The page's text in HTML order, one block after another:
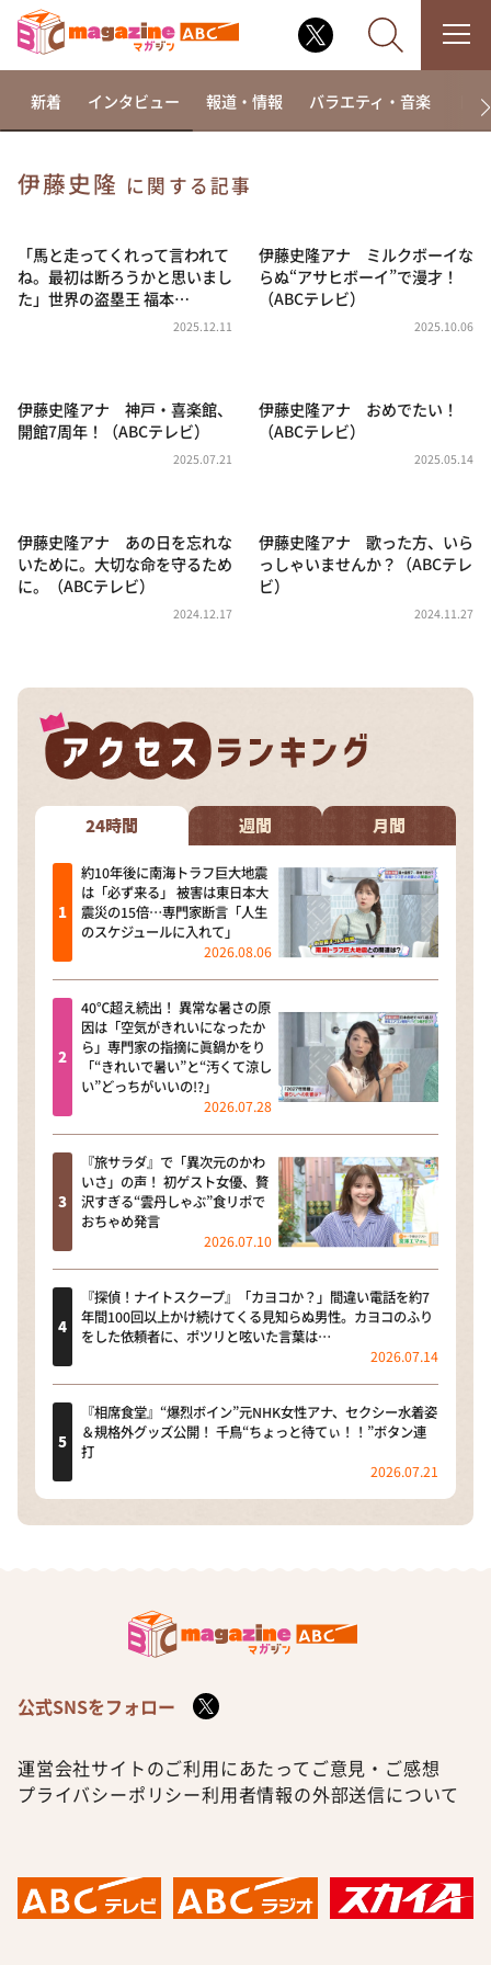
相席食堂
これ余談なんですけど・・・
～人生密着トークバラエティ！～ やすとものいたっ
news おかえり
河合＆A.B.C-Z塚田×福井アナ「なんでやねん！？」
（news おかえり）
本日はダイアンなり！シーズン２
朝だ！生です旅サラダ
教えて！ニュースライブ 正義のミカタ
新婚さんいらっしゃい！
ポツンと一軒家
ザキ山小屋本館
ぺこぱのまるスポ
アナ回覧板
新着 インタビュー 報道・情報 バラエティ・音楽 ド
伊藤史隆 に関する記事
「馬と走ってくれって言われて
ね。最初は断ろうかと思いまし
た」世界の盗塁王 福本…
2025.12.11
伊藤史隆アナ ミルクボーイな
らぬ“アサヒボーイ”で漫才！
（ABCテレビ）
2025.10.06
伊藤史隆アナ 神戸・喜楽館、
開館7周年！（ABCテレビ）
2025.07.21
伊藤史隆アナ おめでたい！
（ABCテレビ）
2025.05.14
伊藤史隆アナ あの日を忘れな
いために。大切な命を守るため
に。（ABCテレビ）
2024.12.17
伊藤史隆アナ 歌った方、いら
っしゃいませんか？（ABCテレ
ビ）
2024.11.27
24時間 週間 月間
約10年後に南海トラフ巨大地震
は「必ず来る」 被害は東日本大
震災の15倍…専門家断言「人生
のスケジュールに入れて」
2026.08.06
40℃超え続出！ 異常な暑さの原
因は「空気がきれいになったか
ら」専門家の指摘に眞鍋かをり
「“きれいで暑い”と“汚くて涼し
い”どっちがいいの!?」
2026.07.28
『旅サラダ』で「異次元のかわ
いさ」の声！ 初ゲスト女優、贅
沢すぎる“雲丹しゃぶ”食リポで
おちゃめ発言
2026.07.10
『探偵！ナイトスクープ』「カヨコか？」間違い電話を約7
年間100回以上かけ続けてくる見知らぬ男性。カヨコのふり
をした依頼者に、ポツリと呟いた言葉は…
2026.07.14
『相席食堂』“爆烈ボイン”元NHK女性アナ、セクシー水着姿
＆規格外グッズ公開！ 千鳥“ちょっと待てぃ！！”ボタン連
打
2026.07.21
公式SNSをフォロー
運営会社サイトのご利用にあたって ご意見・ご感想
プライバシーポリシー利用者情報の外部送信について